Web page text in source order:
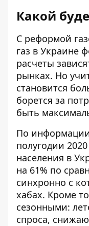
Какой
С реформой
газ в Украине
расчеты
рынках. Но
становится
борется за
быть
По
полугодии
населения в
на 61% по
синхронно с
хабах. Кроме
сезонными:
спроса,